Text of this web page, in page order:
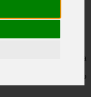
una versión campera
había hecho. De hecho,
de turismos
Road o el Skoda Octavia
Passat Alltrack;
hemos visto ejemplos tipo